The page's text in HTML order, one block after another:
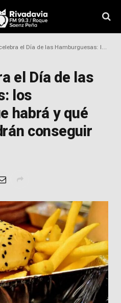
de las Hamburguesas: los descuentos que habrá y qué combos se podrán conseguir
el Día de las
los
habrá y qué
conseguir